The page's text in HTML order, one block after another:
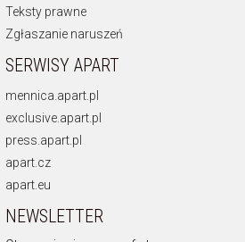
Teksty prawne
Zgłaszanie naruszeń
SERWISY APART
mennica.apart.pl
exclusive.apart.pl
press.apart.pl
apart.cz
apart.eu
NEWSLETTER